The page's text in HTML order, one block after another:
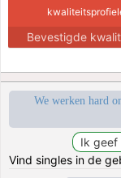
Bevestigde
We werken hard
Vind singles in de